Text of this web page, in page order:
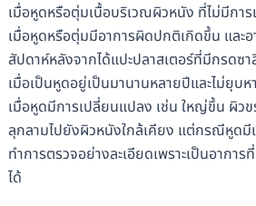
เมื่อหูดหรือตุ่มเนื้อบริเวณผิวหนัง ที่ไม่มีกา
เมื่อหูดหรือตุ่มมีอาการผิดปกติเกิดขึ้น และ
สัปดาห์หลังจากได้แปะปลาสเตอร์ที่มีกรดซา
เมื่อเป็นหูดอยู่เป็นมานานหลายปีและไม่ยุบห
เมื่อหูดมีการเปลี่ยนแปลง เช่น ใหญ่ขึ้น ผิว
ลุกลามไปยังผิวหนังใกล้เคียง แต่กรณีหูดมี
ทำการตรวจอย่างละเอียดเพราะเป็นอาการ
ได้